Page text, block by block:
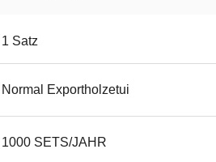
1 Satz
Normal Exportholzetui
1000 SETS/JAHR